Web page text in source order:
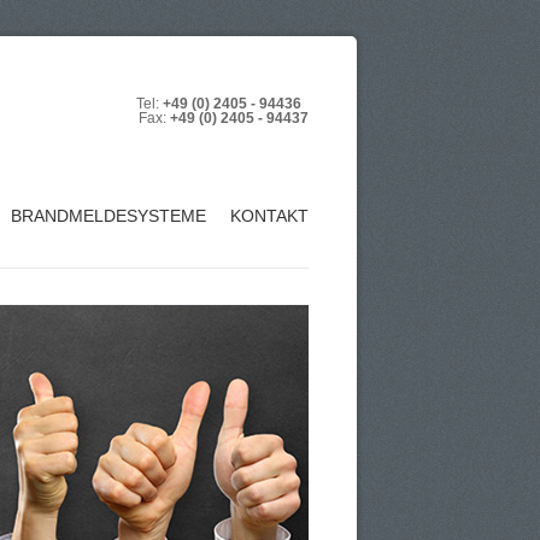
Tel: +49 (0) 2405 - 94436
Fax: +49 (0) 2405 - 94437
BRANDMELDESYSTEME KONTAKT